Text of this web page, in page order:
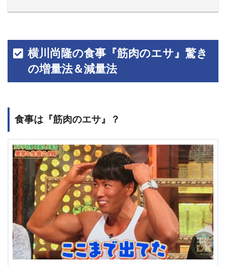
横川尚隆の食事『筋肉のエサ』驚き
の増量法＆減量法
食事は『筋肉のエサ』？